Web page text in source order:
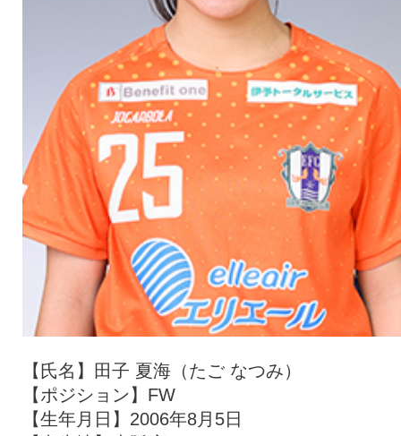
【氏名】田子 夏海（たご なつみ）
【ポジション】FW
【生年月日】2006年8月5日